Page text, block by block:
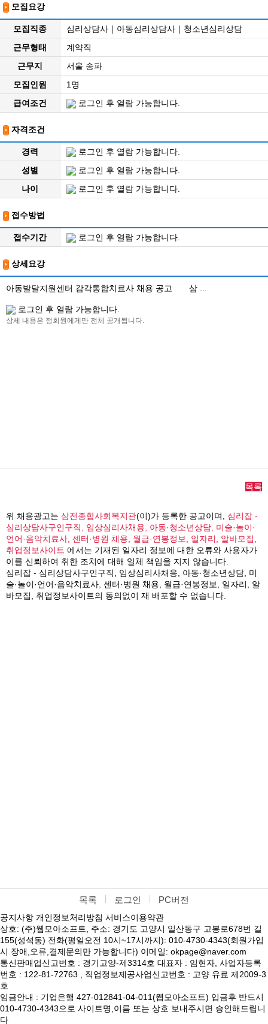
모집요강
모집직종
심리상담사｜아동심리상담사｜청소년심리상담
근무형태
계약직
근무지
서울 송파
모집인원
1명
급여조건
로그인 후 열람 가능합니다.
자격조건
경력
로그인 후 열람 가능합니다.
성별
로그인 후 열람 가능합니다.
나이
로그인 후 열람 가능합니다.
접수방법
접수기간 로그인 후 열람 가능합니다.
상세요강
아동발달지원센터 감각통합치료사 채용 공고 삼 ...
로그인 후 열람 가능합니다.
상세 내용은 정회원에게만 전체 공개됩니다.
목록
위 채용광고는 삼전종합사회복지관(이)가 등록한 공고이며, 심리잡 -
심리상담사구인구직, 임상심리사채용, 아동·청소년상담, 미술·놀이·
언어·음악치료사, 센터·병원 채용, 월급·연봉정보, 일자리, 알바모집,
취업정보사이트 에서는 기재된 일자리 정보에 대한 오류와 사용자가
이를 신뢰하여 취한 조치에 대해 일체 책임을 지지 않습니다.
심리잡 - 심리상담사구인구직, 임상심리사채용, 아동·청소년상담, 미
술·놀이·언어·음악치료사, 센터·병원 채용, 월급·연봉정보, 일자리, 알
바모집, 취업정보사이트의 동의없이 재 배포할 수 없습니다.
목록 로그인 PC버전
공지사항 개인정보처리방침 서비스이용약관
상호: (주)웹모아소프트, 주소: 경기도 고양시 일산동구 고봉로678번 길
155(성석동) 전화(평일오전 10시~17시까지): 010-4730-4343(회원가입
시 장애,오류,결제문의만 가능합니다) 이메일: okpage@naver.com
통신판매업신고번호 : 경기고양-제3314호 대표자 : 임현자, 사업자등록
번호 : 122-81-72763 , 직업정보제공사업신고번호 : 고양 유료 제2009-3
호
임금안내 : 기업은행 427-012841-04-011(웹모아소프트) 입금후 반드시
010-4730-4343으로 사이트명,이름 또는 상호 보내주시면 승인해드립니
다